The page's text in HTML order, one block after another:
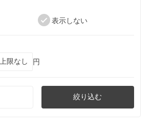
表示しない
円
絞り込む